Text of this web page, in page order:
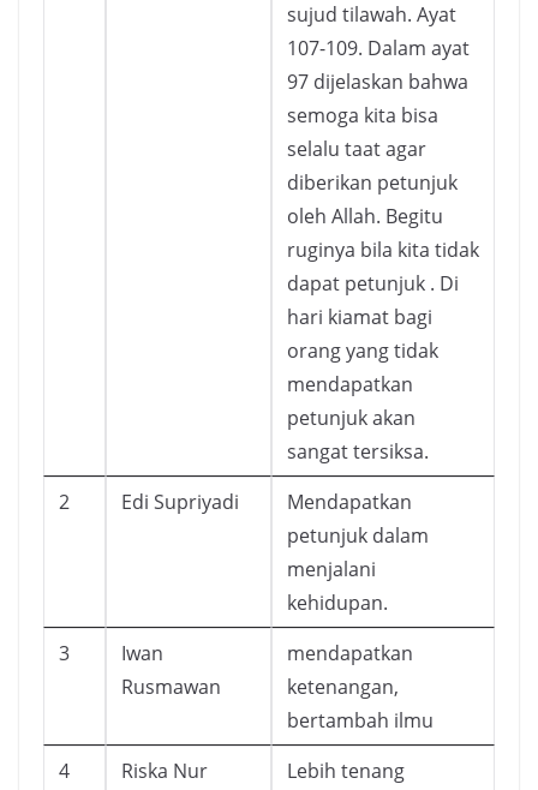
sujud tilawah. Ayat
107-109. Dalam ayat
97 dijelaskan bahwa
semoga kita bisa
selalu taat agar
diberikan petunjuk
oleh Allah. Begitu
ruginya bila kita tidak
dapat petunjuk . Di
hari kiamat bagi
orang yang tidak
mendapatkan
petunjuk akan
sangat tersiksa.
2
Edi Supriyadi
Mendapatkan
petunjuk dalam
menjalani
kehidupan.
3
Iwan
Rusmawan
mendapatkan
ketenangan,
bertambah ilmu
4
Riska Nur
Lebih tenang